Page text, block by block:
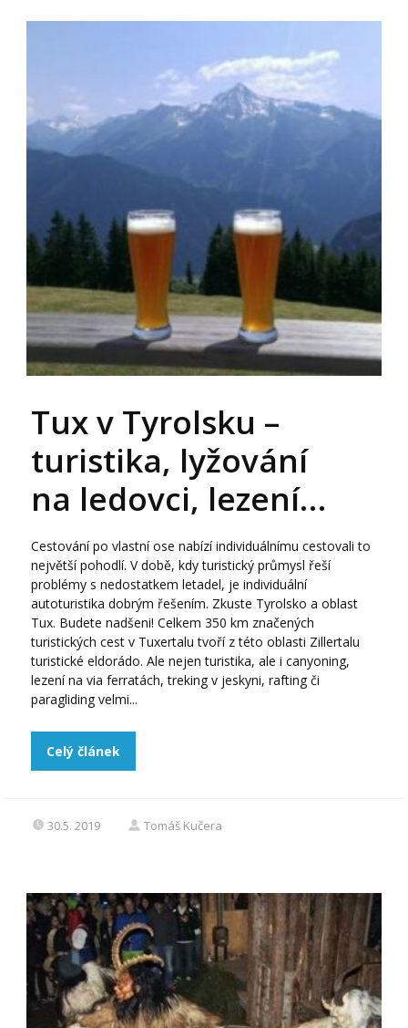
Tux v Tyrolsku –
turistika, lyžování
na ledovci, lezení…
Cestování po vlastní ose nabízí individuálnímu cestovali to
největší pohodlí. V době, kdy turistický průmysl řeší
problémy s nedostatkem letadel, je individuální
autoturistika dobrým řešením. Zkuste Tyrolsko a oblast
Tux. Budete nadšeni! Celkem 350 km značených
turistických cest v Tuxertalu tvoří z této oblasti Zillertalu
turistické eldorádo. Ale nejen turistika, ale i canyoning,
lezení na via ferratách, treking v jeskyni, rafting či
paragliding velmi...
Celý článek
30.5. 2019 Tomáš Kučera